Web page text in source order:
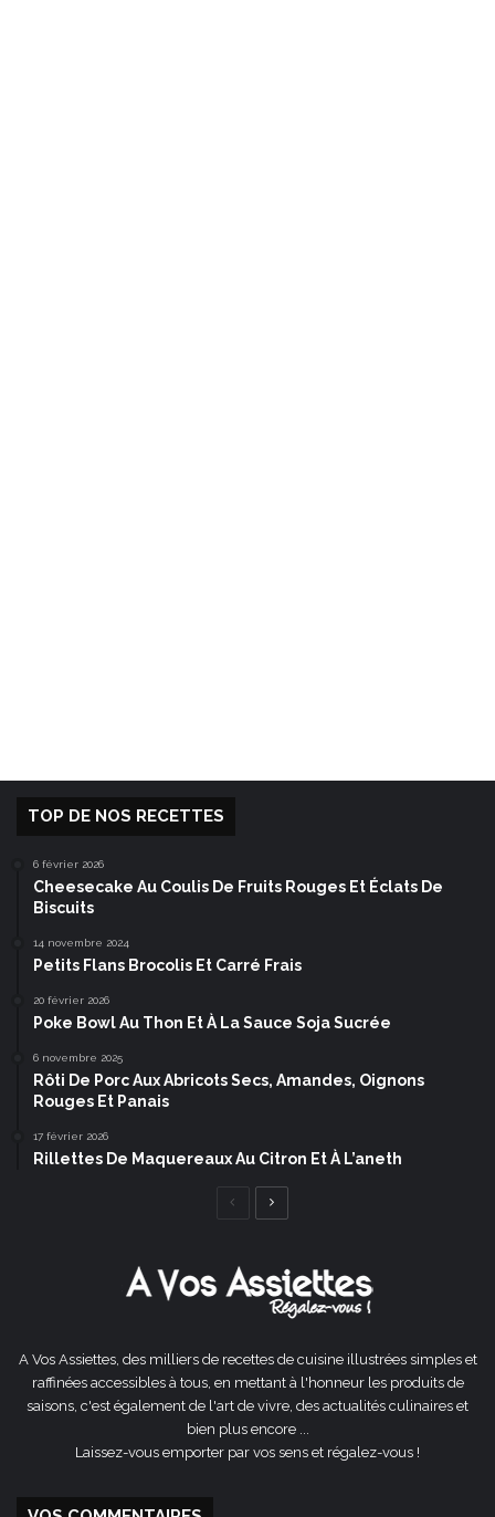
TOP DE NOS RECETTES
6 février 2026
Cheesecake Au Coulis De Fruits Rouges Et Éclats De
Biscuits
14 novembre 2024
Petits Flans Brocolis Et Carré Frais
20 février 2026
Poke Bowl Au Thon Et À La Sauce Soja Sucrée
6 novembre 2025
Rôti De Porc Aux Abricots Secs, Amandes, Oignons
Rouges Et Panais
17 février 2026
Rillettes De Maquereaux Au Citron Et À L’aneth
Page
A Vos Assiettes, des milliers de recettes de cuisine illustrées simples et
raffinées accessibles à tous, en mettant à l'honneur les produits de
saisons, c'est également de l'art de vivre, des actualités culinaires et
bien plus encore ...
Laissez-vous emporter par vos sens et régalez-vous !